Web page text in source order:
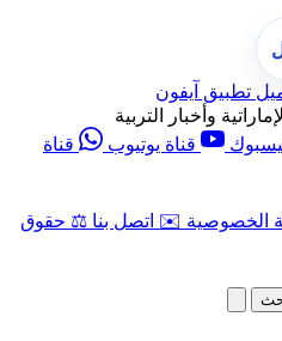
تطبيق آيفون
وأخبار التربية
قناة يوتيوب
قناة
الخصوصية ✉️ اتصل بنا ⚖️ حقوق